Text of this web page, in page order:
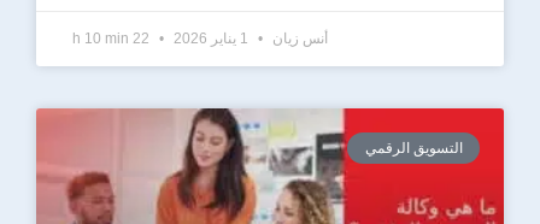
أنس زيان
التسويق الرقمي